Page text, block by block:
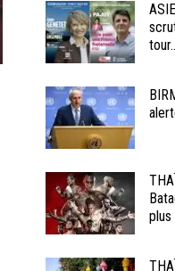
plus